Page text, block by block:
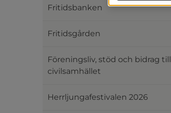
Fritidsbanken
Fritidsgården
Föreningsliv, stöd och bidrag till
civilsamhället
Herrljungafestivalen 2026